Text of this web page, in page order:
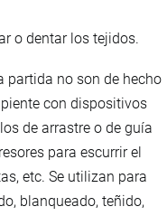
o dentar los tejidos.
partida no son de hecho
con dispositivos
de arrastre o de guía
para escurrir el
etc. Se utilizan para
blanqueado, teñido,